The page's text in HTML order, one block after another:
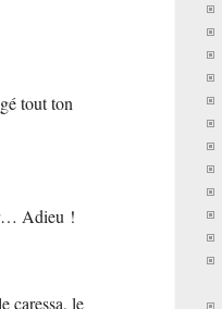
tout ton
Adieu !
caressa, le